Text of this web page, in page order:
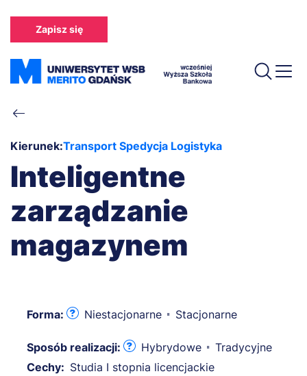
treści
Zapisz się
Ścieżka
nawigacyjna
Kierunek:Transport Spedycja Logistyka
Inteligentne
zarządzanie
magazynem
Forma: Niestacjonarne Stacjonarne
Sposób realizacji: Hybrydowe
Tradycyjne
Cechy: Studia I stopnia licencjackie